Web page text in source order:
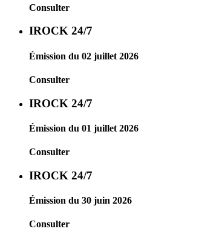
Consulter
IROCK 24/7
Émission du 02 juillet 2026
Consulter
IROCK 24/7
Émission du 01 juillet 2026
Consulter
IROCK 24/7
Émission du 30 juin 2026
Consulter